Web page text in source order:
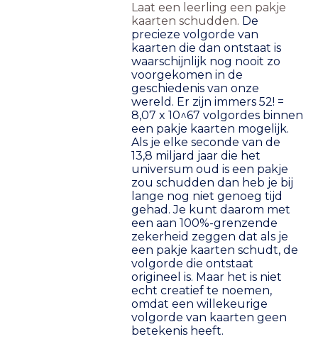
Laat een leerling een pakje
kaarten schudden. De
precieze volgorde van
kaarten die dan ontstaat is
waarschijnlijk nog nooit zo
voorgekomen in de
geschiedenis van onze
wereld. Er zijn immers 52! =
8,07 x 10^67 volgordes binnen
een pakje kaarten mogelijk.
Als je elke seconde van de
13,8 miljard jaar die het
universum oud is een pakje
zou schudden dan heb je bij
lange nog niet genoeg tijd
gehad. Je kunt daarom met
een aan 100%-grenzende
zekerheid zeggen dat als je
een pakje kaarten schudt, de
volgorde die ontstaat
origineel is. Maar het is niet
echt creatief te noemen,
omdat een willekeurige
volgorde van kaarten geen
betekenis heeft.